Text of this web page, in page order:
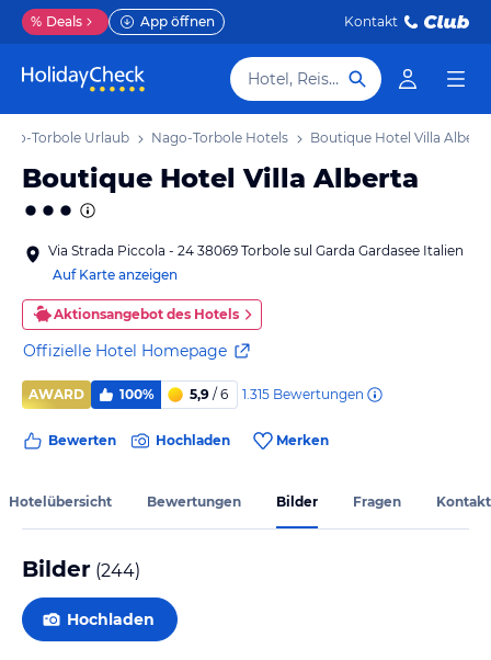
% Deals App öffnen Kontakt
Hotel, Reiseziel
Torbole Urlaub Nago-Torbole Hotels Boutique Hotel Villa Alberta
Boutique Hotel Villa Alberta
Via Strada Piccola - 24 38069 Torbole sul Garda Gardasee Italien
Auf Karte anzeigen
Aktionsangebot des Hotels
Offizielle Hotel Homepage
AWARD 100% 5,9 / 6 1.315 Bewertungen
Bewerten Hochladen Merken
Hotelübersicht Bewertungen Bilder Fragen Kontakt
Bilder (244)
Hochladen